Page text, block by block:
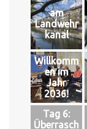
am
Landwehr
kanal
Willkomm
en im
Jahr
2036!
Tag 6:
Überrasch